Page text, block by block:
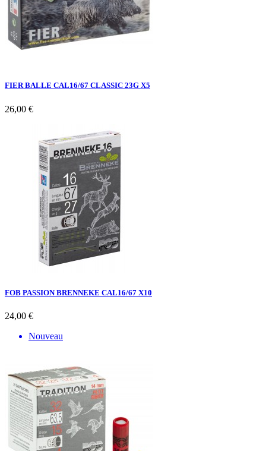
FIER BALLE CAL16/67 CLASSIC 23G X5
26,00 €
FOB PASSION BRENNEKE CAL16/67 X10
24,00 €
Nouveau